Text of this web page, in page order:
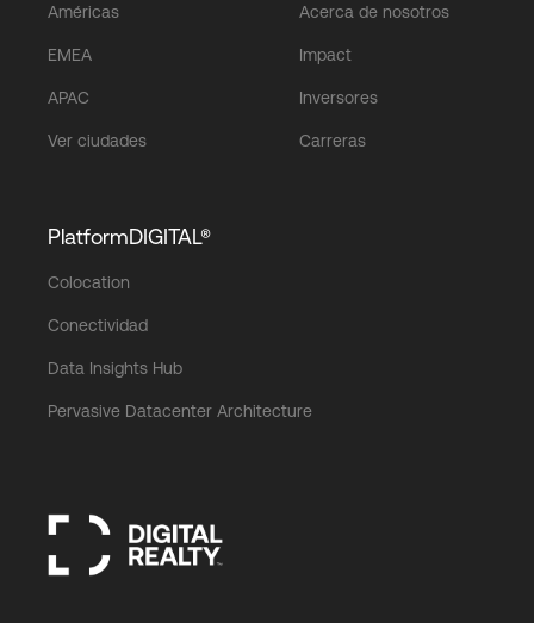
Américas
EMEA
APAC
Ver ciudades
Acerca de nosotros
Impact
Inversores
Carreras
PlatformDIGITAL®
Colocation
Conectividad
Data Insights Hub
Pervasive Datacenter Architecture